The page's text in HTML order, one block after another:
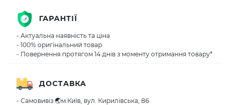
ГАРАНТІЇ
- Актуальна наявність та ціна
- 100% оригінальний товар
- Повернення протягом 14 днів з моменту отримання товару*
ДОСТАВКА
- Самовивіз 🌏м.Київ, вул. Кирилівська, 86